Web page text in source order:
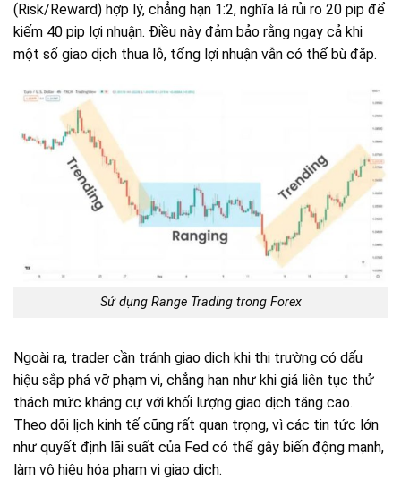
(Risk/Reward) hợp lý, chẳng hạn 1:2, nghĩa là rủi ro 20 pip để
kiếm 40 pip lợi nhuận. Điều này đảm bảo rằng ngay cả khi
một số giao dịch thua lỗ, tổng lợi nhuận vẫn có thể bù đắp.
Sử dụng Range Trading trong Forex
Ngoài ra, trader cần tránh giao dịch khi thị trường có dấu
hiệu sắp phá vỡ phạm vi, chẳng hạn như khi giá liên tục thử
thách mức kháng cự với khối lượng giao dịch tăng cao.
Theo dõi lịch kinh tế cũng rất quan trọng, vì các tin tức lớn
như quyết định lãi suất của Fed có thể gây biến động mạnh,
làm vô hiệu hóa phạm vi giao dịch.